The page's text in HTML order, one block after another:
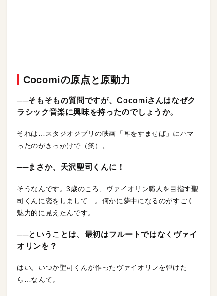
Cocomiの原点と原動力
──そもそもの質問ですが、Cocomiさんはなぜク
ラシック音楽に興味を持ったのでしょうか。
それは…スタジオジブリの映画「耳をすませば」にハマ
ったのがきっかけで（笑）。
──まさか、天沢聖司くんに！
そうなんです。3歳のころ、ヴァイオリン職人を目指す聖
司くんに恋をしまして…。何かに夢中になるのがすごく
魅力的に見えたんです。
──ということは、最初はフルートではなくヴァイ
オリンを？
はい。いつか聖司くんが作ったヴァイオリンを弾けた
ら…なんて。